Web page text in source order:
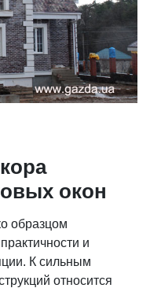
окон
образцом
и
К сильным
относится